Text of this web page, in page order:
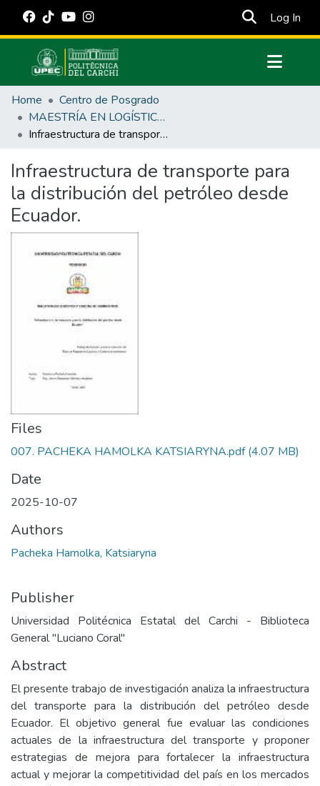
Log In
Communities & Collections
All of DSpace
Statistics
Estadísticas Externas
Manuales
Home
Centro de Posgrado
MAESTRÍA EN LOGÍSTICA Y CADENA DE SUMINISTROS
Infraestructura de transporte para la distribución del petróleo desde Ecuador.
Infraestructura de transporte para
la distribución del petróleo desde
Ecuador.
Files
007. PACHEKA HAMOLKA KATSIARYNA.pdf(4.07 MB)
Date
2025-10-07
Authors
Pacheka Hamolka, Katsiaryna
Publisher
Universidad Politécnica Estatal del Carchi - Biblioteca
General "Luciano Coral"
Abstract
El presente trabajo de investigación analiza la infraestructura
del transporte para la distribución del petróleo desde
Ecuador. El objetivo general fue evaluar las condiciones
actuales de la infraestructura del transporte y proponer
estrategias de mejora para fortalecer la infraestructura
actual y mejorar la competitividad del país en los mercados